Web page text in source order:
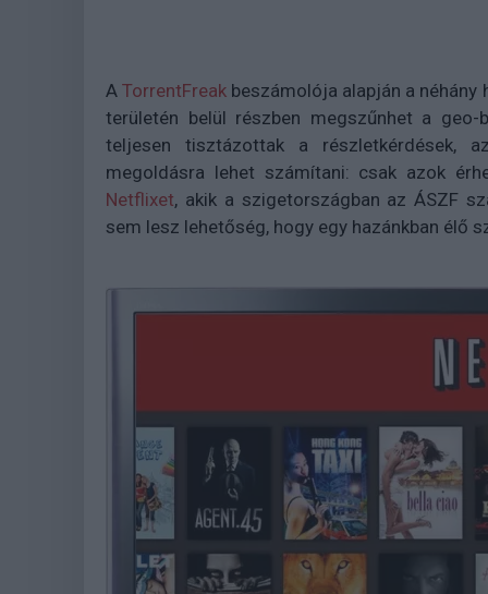
ATorrentFreak beszámolója alapján a néhány
területén belül részben megszűnhet a geo-
teljesen tisztázottak a részletkérdések,
megoldásra lehet számítani: csak azok
Netflixet, akik a szigetországban az ÁSZF
sem lesz lehetőség, hogy egy hazánkban élő